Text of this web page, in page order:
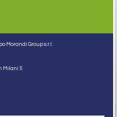
Morandi Group s.r.l.
Milani 5